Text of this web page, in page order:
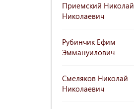
Приемский Николай
Николаевич
Рубинчик Ефим
Эммануилович
Смеляков Николай
Николаевич